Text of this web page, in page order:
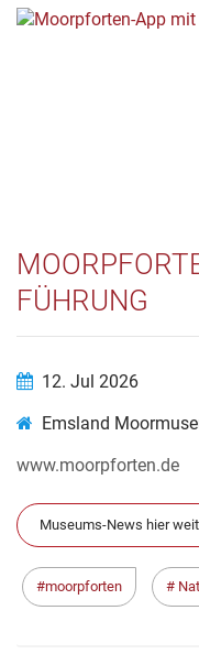
FÜHRUNG
12. Jul 2026
Emsland
www.moorpforten.de
Museums-News hier
moorpforten